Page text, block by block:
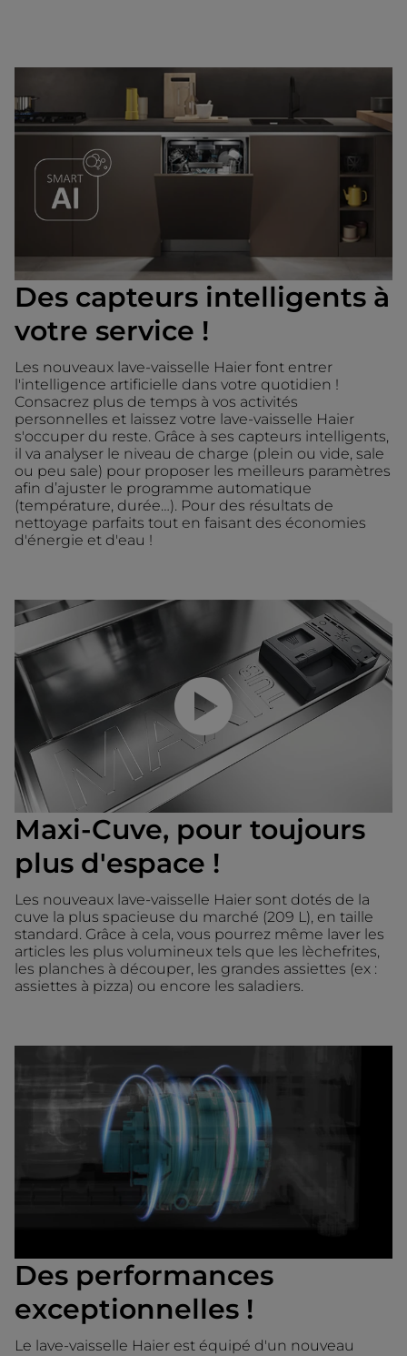
Des capteurs intelligents à
votre service !
Les nouveaux lave-vaisselle Haier font entrer
l'intelligence artificielle dans votre quotidien !
Consacrez plus de temps à vos activités
personnelles et laissez votre lave-vaisselle Haier
s'occuper du reste. Grâce à ses capteurs intelligents,
il va analyser le niveau de charge (plein ou vide, sale
ou peu sale) pour proposer les meilleurs paramètres
afin d’ajuster le programme automatique
(température, durée…).​ Pour des résultats de
nettoyage parfaits tout en faisant des économies
d'énergie et d'eau !
Lancer la vidéo
Maxi-Cuve, pour toujours
plus d'espace !
Les nouveaux lave-vaisselle Haier sont dotés de la
cuve la plus spacieuse du marché (209 L), en taille
standard. Grâce à cela, vous pourrez même laver les
articles les plus volumineux tels que les lèchefrites,
les planches à découper, les grandes assiettes (ex :
assiettes à pizza) ou encore les saladiers.
Des performances
exceptionnelles !
Le lave-vaisselle Haier est équipé d'un nouveau